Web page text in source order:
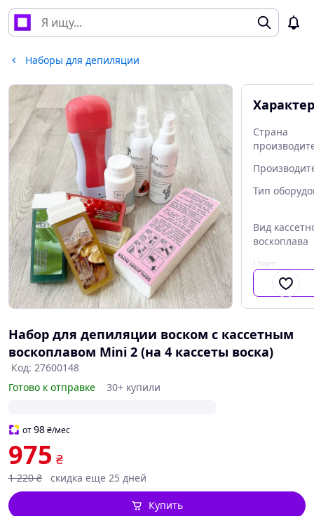
Наборы для депиляции
Страна
Тип
Вид
воскоплава
Цвет
Набор для депиляции воском с кассетным
воскоплавом Mini 2 (на 4 кассеты воска)
Код: 27600148
Готово к отправке
30+ купили
от98₴/мес
975 ₴
1 220 ₴ скидка еще 25 дней
Купить